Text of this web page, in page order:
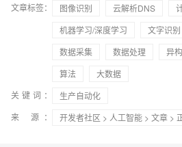
文章标签： 图像识别 云解析DNS
机器学习/深度学习
文字识别
数据采集
数据处理 异
算法
大数据
关键词：
生产自动化
来 源：
开发者社区 > 人工智能 > 文章 >